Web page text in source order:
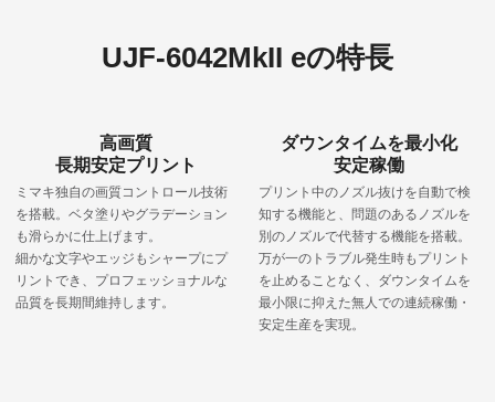
UJF-6042MkII eの特長
高画質
長期安定プリント
ミマキ独自の画質コントロール技術
を搭載。ベタ塗りやグラデーション
も滑らかに仕上げます。
細かな文字やエッジもシャープにプ
リントでき、プロフェッショナルな
品質を長期間維持します。
ダウンタイムを最小化
安定稼働
プリント中のノズル抜けを自動で検
知する機能と、問題のあるノズルを
別のノズルで代替する機能を搭載。
万が一のトラブル発生時もプリント
を止めることなく、ダウンタイムを
最小限に抑えた無人での連続稼働・
安定生産を実現。